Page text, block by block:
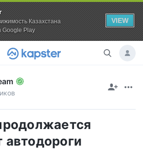
Казахстана
Google Play
VIEW
автодороги